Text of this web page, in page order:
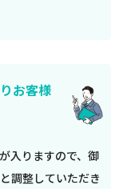
お客様
入りますので、御
調整していただき